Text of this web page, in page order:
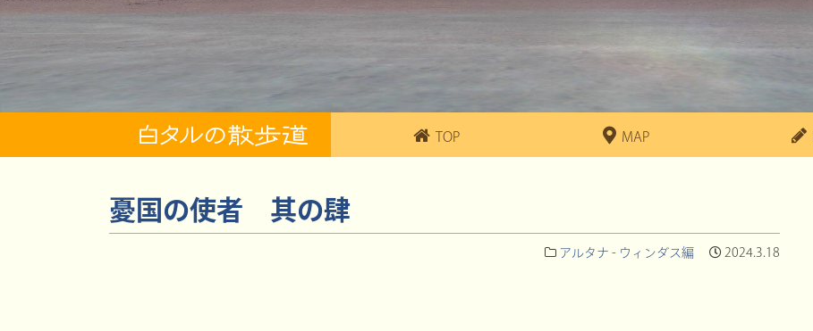
TOP MAP
憂国の使者 其の肆
アルタナ - ウィンダス編 2024.3.18